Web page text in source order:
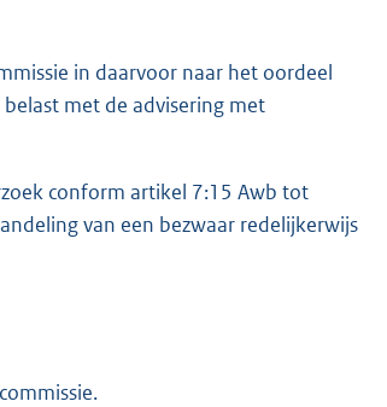
in daarvoor naar het oordeel
met de advisering met
conform artikel 7:15 Awb tot
van een bezwaar redelijkerwijs